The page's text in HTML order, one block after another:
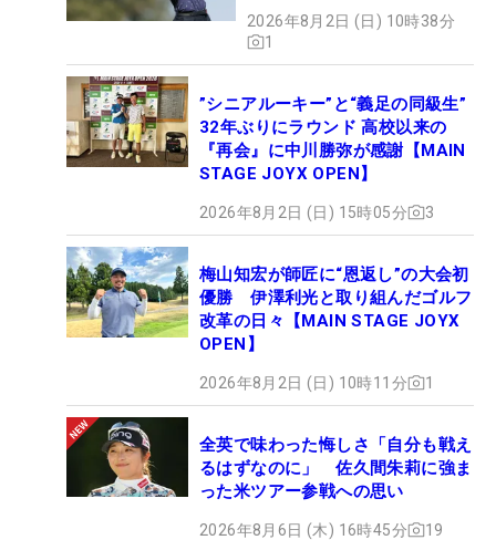
2026年8月2日 (日) 10時38分
1
”シニアルーキー”と“義足の同級生”
32年ぶりにラウンド 高校以来の
『再会』に中川勝弥が感謝【MAIN
STAGE JOYX OPEN】
2026年8月2日 (日) 15時05分 3
梅山知宏が師匠に“恩返し”の大会初
優勝 伊澤利光と取り組んだゴルフ
改革の日々【MAIN STAGE JOYX
OPEN】
2026年8月2日 (日) 10時11分 1
全英で味わった悔しさ「自分も戦え
るはずなのに」 佐久間朱莉に強ま
った米ツアー参戦への思い
2026年8月6日 (木) 16時45分 19